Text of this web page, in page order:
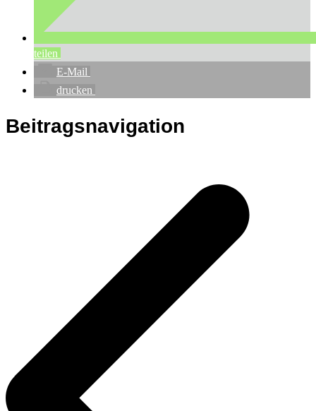
teilen
E-Mail
drucken
Beitragsnavigation